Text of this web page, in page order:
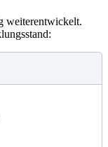
weiterentwickelt.